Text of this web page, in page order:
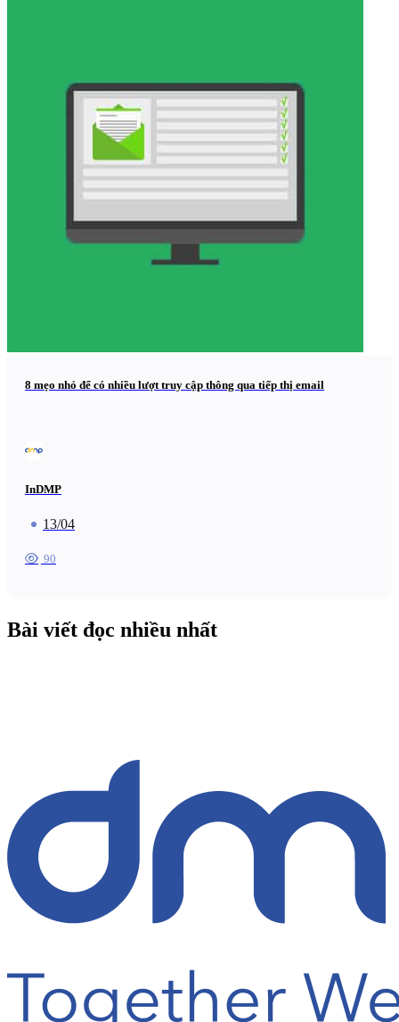
8 mẹo nhỏ để có nhiều lượt truy cập thông qua tiếp thị email
InDMP
13/04
90
Bài viết đọc nhiều nhất